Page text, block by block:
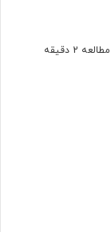
2 دقیقه